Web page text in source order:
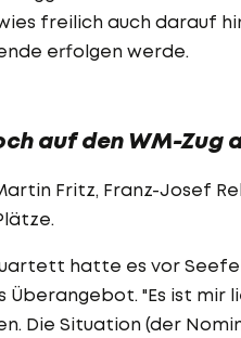
freilich auch darauf
erfolgen werde.
auf den WM-Zug
Fritz, Franz-Josef
hatte es vor
"Es ist mir
Die Situation (der